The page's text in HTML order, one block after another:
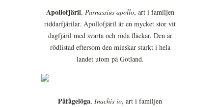
Apollofjäril, Parnassius apollo, art i familjen
riddarfjärilar. Apollofjäril är en mycket stor vit
dagfjäril med svarta och röda fläckar. Den är
rödlistad eftersom den minskar starkt i hela
landet utom på Gotland.
Påfågelöga, Inachis io, art i familjen